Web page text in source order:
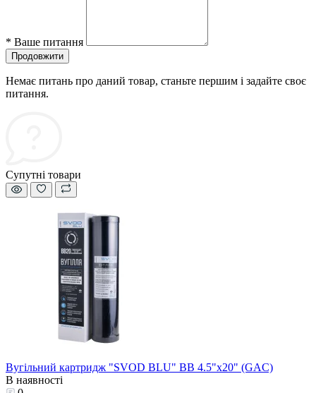
* Ваше питання
Продовжити
Немає питань про даний товар, станьте першим і задайте своє
питання.
Супутні товари
Вугільний картридж "SVOD BLU" BB 4.5"х20" (GAC)
В наявності